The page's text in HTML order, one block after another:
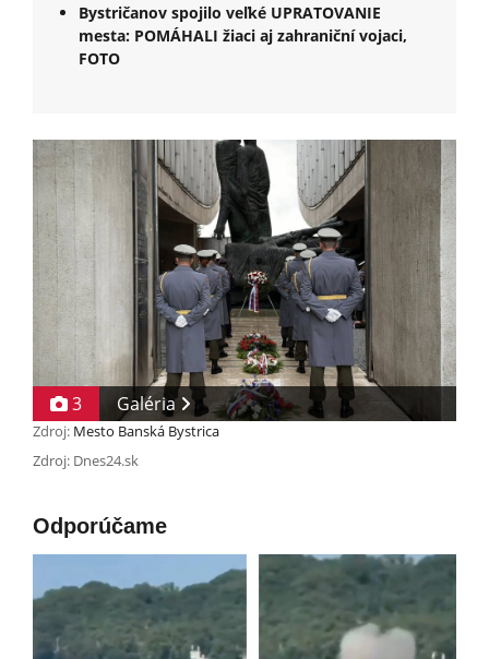
Bystričanov spojilo veľké UPRATOVANIE
mesta: POMÁHALI žiaci aj zahraniční vojaci,
FOTO
3 Galéria
Zdroj: Mesto Banská Bystrica
Zdroj: Dnes24.sk
Odporúčame